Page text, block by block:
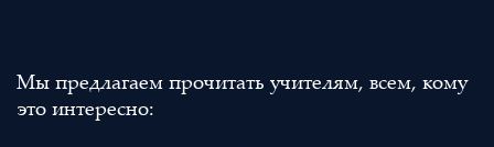
Мы предлагаем прочитать учителям, всем, кому
это интересно: